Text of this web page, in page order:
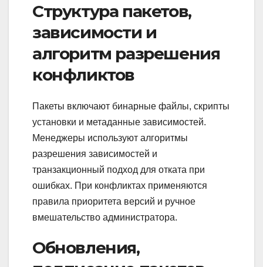
Структура пакетов,
зависимости и
алгоритм разрешения
конфликтов
Пакеты включают бинарные файлы, скрипты
установки и метаданные зависимостей.
Менеджеры используют алгоритмы
разрешения зависимостей и
транзакционный подход для отката при
ошибках. При конфликтах применяются
правила приоритета версий и ручное
вмешательство администратора.
Обновления,